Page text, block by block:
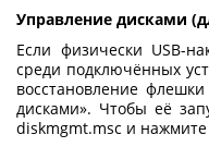
Управление дисками
Если физически USB-
среди подключённых
восстановление флешки
дисками». Чтобы её
diskmgmt.msc и